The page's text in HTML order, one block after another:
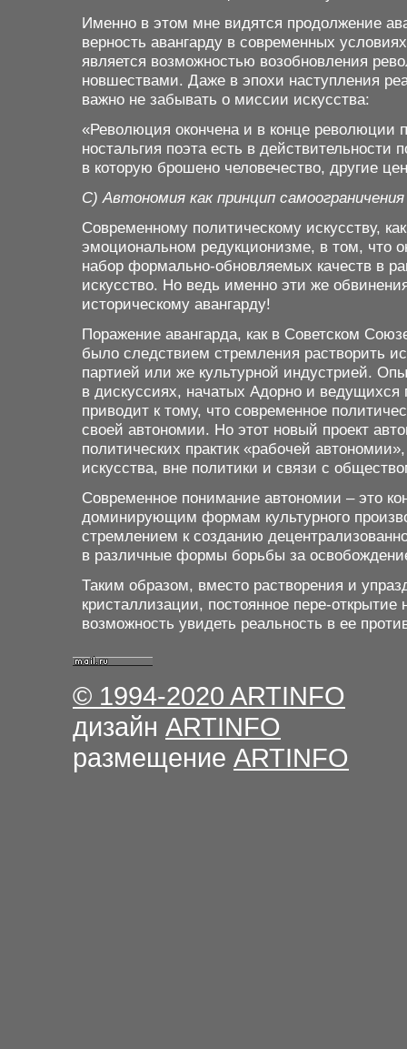
Именно в этом мне видятся продолжение
верность авангарду в современных
является возможностью возобновления
новшествами. Даже в эпохи наступления
важно не забывать о миссии искусства:
«Революция окончена и в конце
ностальгия поэта есть в действительности
в которую брошено человечество, другие
С) Автономия как принцип самоограничения
Современному политическому искусству,
эмоциональном редукционизме, в том, что
набор формально-обновляемых качеств в
искусство. Но ведь именно эти же
историческому авангарду!
Поражение авангарда, как в Советском
было следствием стремления растворить
партией или же культурной индустрией.
в дискуссиях, начатых Адорно и
приводит к тому, что современное
своей автономии. Но этот новый проект
политических практик «рабочей
искусства, вне политики и связи с
Современное понимание автономии – это
доминирующим формам культурного
стремлением к созданию
в различные формы борьбы за
Таким образом, вместо растворения и
кристаллизации, постоянное пере-
возможность увидеть реальность в ее
© 1994-2020 ARTINFO
дизайн ARTINFO
размещение ARTINFO